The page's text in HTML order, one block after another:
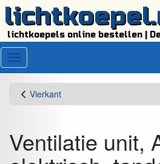
lichtkoepels online bestellen |
Menu
Vierkant
Ventilatie unit,